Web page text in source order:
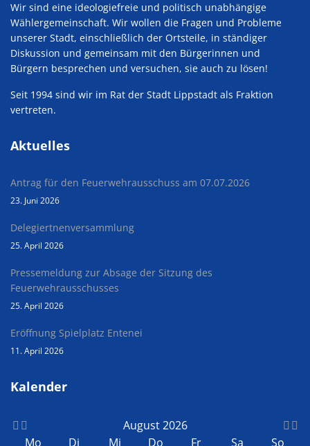
Wir sind eine ideologiefreie und politisch unabhängige
Wählergemeinschaft. Wir wollen die Fragen und Probleme
unserer Stadt, einschließlich der Ortsteile, in ständiger
Diskussion und gemeinsam mit den Bürgerinnen und
Bürgern besprechen und versuchen, sie auch zu lösen!
Seit 1994 sind wir im Rat der Stadt Lippstadt als Fraktion
vertreten.
Aktuelles
Antrag für den Feuerwehrausschuss am 07.07.2026
23. Juni 2026
Delegiertnenversammlung
25. April 2026
Pressemeldung zur Absage der Sitzung des
Feuerwehrausschusses
25. April 2026
Eröffnung Spielplatz Entenei
11. April 2026
Kalender
August 2026
Mo
Di Mi Do Fr Sa So